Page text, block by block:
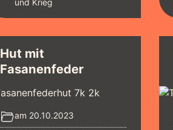
und Krieg
Hut mit
Fasanenfeder
am 20.10.2023